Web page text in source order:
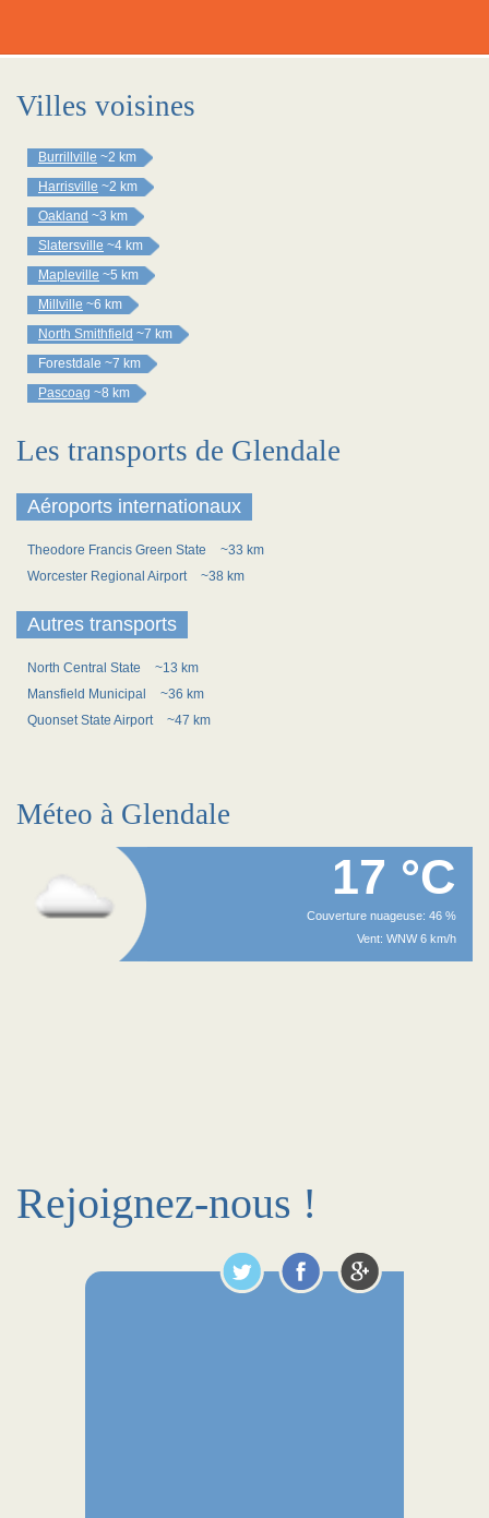
Villes voisines
Burrillville ~2 km
Harrisville ~2 km
Oakland ~3 km
Slatersville ~4 km
Mapleville ~5 km
Millville ~6 km
North Smithfield ~7 km
Forestdale ~7 km
Pascoag ~8 km
Les transports de Glendale
Aéroports internationaux
Theodore Francis Green State
~33 km
Worcester Regional Airport
~38 km
Autres transports
North Central State
~13 km
Mansfield Municipal
~36 km
Quonset State Airport
~47 km
Méteo à Glendale
17 °C
Couverture nuageuse: 46 %
Vent: WNW 6 km/h
Rejoignez-nous !